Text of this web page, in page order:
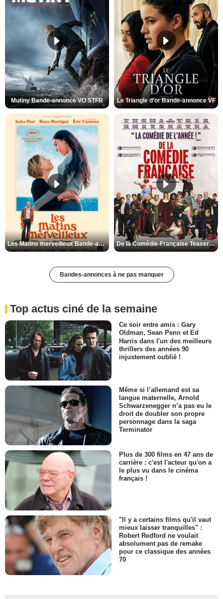
Mutiny Bande-annonce VO STFR Le Triangle d'or Bande-annonce VF
Les Matins merveilleux Bande-annonce VF De la Comédie-Française Teaser VF
Bandes-annonces à ne pas manquer
Top actus ciné de la semaine
Ce soir entre amis : Gary
Oldman, Sean Penn et Ed
Harris dans l'un des meilleurs
thrillers des années 90
injustement oublié !
Même si l’allemand est sa
langue maternelle, Arnold
Schwarzenegger n’a pas eu le
droit de doubler son propre
personnage dans la saga
Terminator
Plus de 300 films en 47 ans de
carrière : c'est l'acteur qu'on a
le plus vu dans le cinéma
français !
"Il y a certains films qu'il vaut
mieux laisser tranquilles" :
Robert Redford ne voulait
absolument pas de remake
pour ce classique des années
70